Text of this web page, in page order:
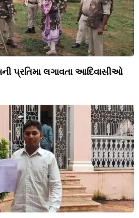
પ્રતિમા લગાવતા આદિવાસીઓ